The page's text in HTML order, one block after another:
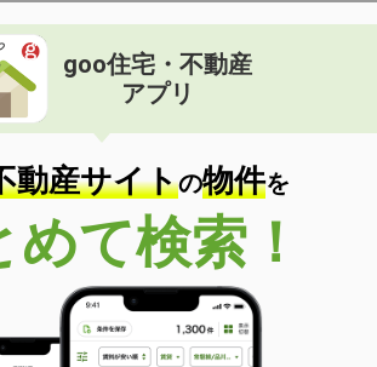
goo住宅・不動産
アプリ
動産サイトの物件を
めて検索！